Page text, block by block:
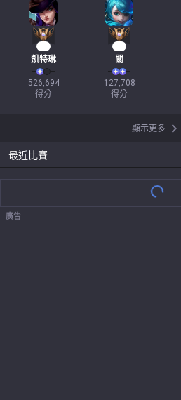
凱特琳
526,694
得分
關
127,708
得分
顯示更多
最近比賽
廣告